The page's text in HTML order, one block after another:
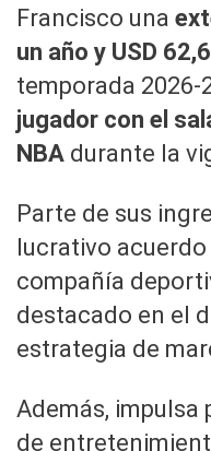
Francisco una
un año y USD
temporada 2026-
jugador con el
NBA durante la
Parte de sus
lucrativo
compañía
destacado en el
estrategia de
Además, impulsa
de